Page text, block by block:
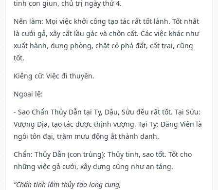
tinh con giun, chủ trị ngày thứ 4.
Nên làm: Mọi việc khởi công tạo tác rất tốt lành. Tốt nhất
là cưới gả, xây cất lầu gác và chôn cất. Các việc khác như
xuất hành, dựng phòng, chặt cỏ phá đất, cất trại, cũng
tốt.
Kiêng cữ: Việc đi thuyền.
Ngoại lệ:
- Sao Chẩn Thủy Dẫn tại Tỵ, Dậu, Sửu đều rất tốt. Tại Sửu:
Vượng Địa, tạo tác được thịnh vượng. Tại Tỵ: Đăng Viên là
ngôi tôn đại, trăm mưu động ắt thành danh.
Chẩn: Thủy Dẫn (con trùng): Thủy tinh, sao tốt. Tốt cho
những việc gả cưới, xây dựng cũng như an táng.
“Chẩn tinh lâm thủy tạo long cung,